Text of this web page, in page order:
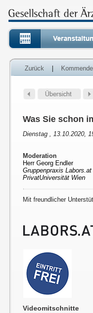
Zurück
Was Sie schon
Dienstag , 13.10.2020,
Moderation
Herr Georg Endler
Gruppenpraxis
PrivatUniversität Wien
Mit freundlicher
Videomitschnitte